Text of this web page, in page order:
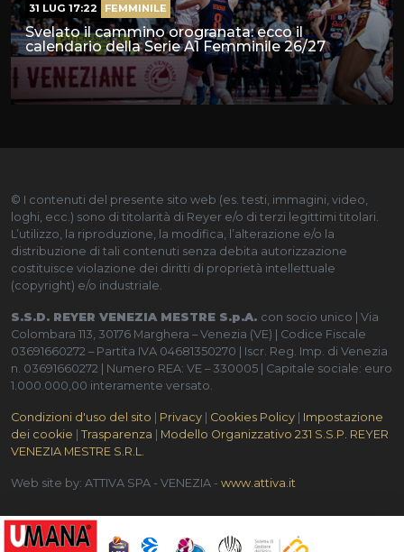
Svelato il cammino orogranata: ecco il
calendario della Serie A1 Femminile 26/27
31 LUG 17:22 FEMMINILE
© I contenuti del presente sito web (es. testi, immagini, video,
loghi, ecc.) sono di titolarità di Reyer e/o di terzi legittimi titolari.
L’utilizzo, la riproduzione, la modifica, l’alterazione e/o la
distribuzione di tali contenuti senza debita autorizzazione
costituisce violazione dei diritti di proprietà intellettuale
(copyright) e/o industriale.
S.S.D. REYER VENEZIA MESTRE S.p.A. con socio unico | Via
Colombara 113, 30176 Marghera – Venezia (VE) | Codice Fiscale
03691660272 – Partita IVA 04681350270 | Iscr. Reg. Imp. di Venezia
n. 03691660272 | Numero REA: VE – 330005 | Capitale sociale: euro
1.000.000,00 interamente versato.
Condizioni d'uso del sito Privacy Cookies Policy
Impostazione
dei cookie
Trasparenza
Modello Organizzativo 231 S.S.P. REYER
VENEZIA MESTRE S.R.L.
Web site by: ATTIVA SPA - VENEZIA - www.attiva.it